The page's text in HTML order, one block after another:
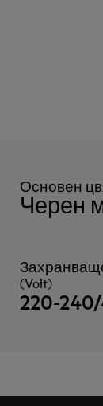
Основен
Черен
(Volt)
220-